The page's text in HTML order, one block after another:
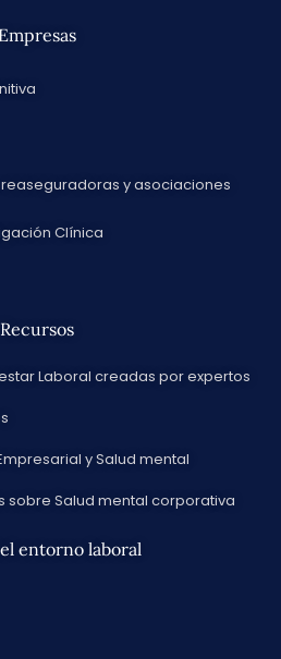
Empresas
y asociaciones
Clínica
Recursos
Laboral creadas por expertos
y Salud mental
sobre Salud mental corporativa
entorno laboral